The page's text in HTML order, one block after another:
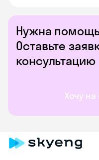
Нужна
Оставьте
консультацию
Хочу